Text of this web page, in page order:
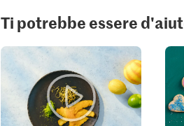
Ti potrebbe essere